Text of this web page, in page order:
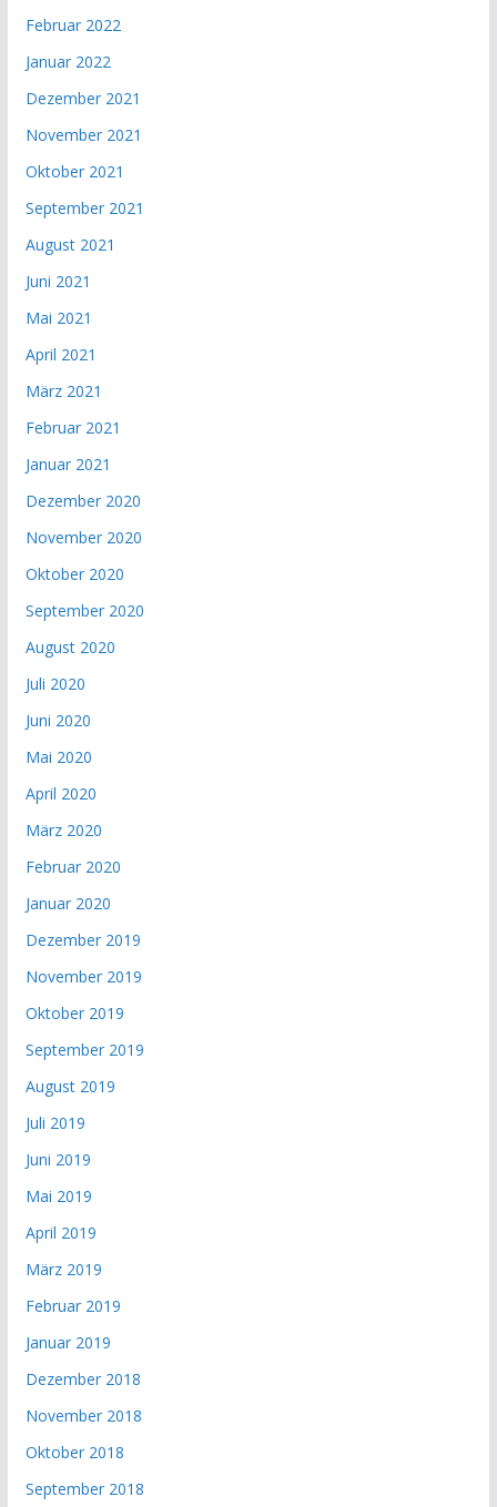
Februar 2022
Januar 2022
Dezember 2021
November 2021
Oktober 2021
September 2021
August 2021
Juni 2021
Mai 2021
April 2021
März 2021
Februar 2021
Januar 2021
Dezember 2020
November 2020
Oktober 2020
September 2020
August 2020
Juli 2020
Juni 2020
Mai 2020
April 2020
März 2020
Februar 2020
Januar 2020
Dezember 2019
November 2019
Oktober 2019
September 2019
August 2019
Juli 2019
Juni 2019
Mai 2019
April 2019
März 2019
Februar 2019
Januar 2019
Dezember 2018
November 2018
Oktober 2018
September 2018